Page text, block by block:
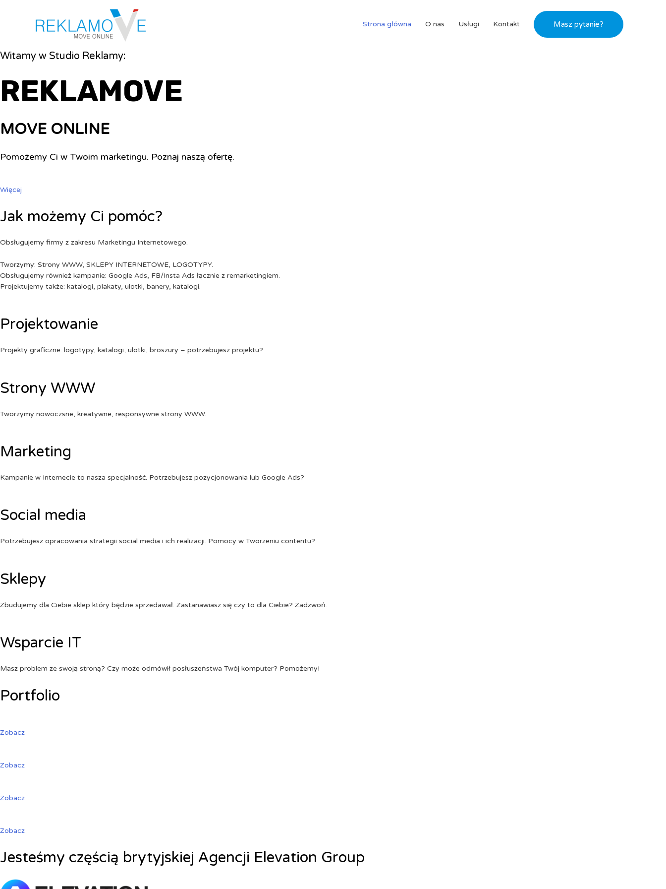
Strona główna O nas Usługi Kontakt Masz pytanie?
Witamy w Studio Reklamy:
REKLAMOVE
MOVE ONLINE
Pomożemy Ci w Twoim marketingu. Poznaj naszą ofertę.
Więcej
Jak możemy Ci pomóc?
Obsługujemy firmy z zakresu Marketingu Internetowego.
Tworzymy: Strony WWW, SKLEPY INTERNETOWE, LOGOTYPY.
Obsługujemy również kampanie: Google Ads, FB/Insta Ads łącznie z remarketingiem.
Projektujemy także: katalogi, plakaty, ulotki, banery, katalogi.
Projektowanie
Projekty graficzne: logotypy, katalogi, ulotki, broszury – potrzebujesz projektu?
Strony WWW
Tworzymy nowoczsne, kreatywne, responsywne strony WWW.
Marketing
Kampanie w Internecie to nasza specjalność. Potrzebujesz pozycjonowania lub Google Ads?
Social media
Potrzebujesz opracowania strategii social media i ich realizacji. Pomocy w Tworzeniu contentu?
Sklepy
Zbudujemy dla Ciebie sklep który będzie sprzedawał. Zastanawiasz się czy to dla Ciebie? Zadzwoń.
Wsparcie IT
Masz problem ze swoją stroną? Czy może odmówił posłuszeństwa Twój komputer? Pomożemy!
Portfolio
Zobacz
Zobacz
Zobacz
Zobacz
Jesteśmy częścią brytyjskiej Agencji Elevation Group